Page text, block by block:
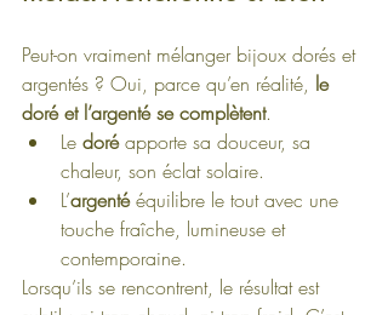
Peut-on vraiment mélanger bijoux dorés et
argentés ? Oui, parce qu’en réalité, le
doré et l’argenté se complètent.
Le doré apporte sa douceur, sa
chaleur, son éclat solaire.
L’argenté équilibre le tout avec une
touche fraîche, lumineuse et
contemporaine.
Lorsqu’ils se rencontrent, le résultat est